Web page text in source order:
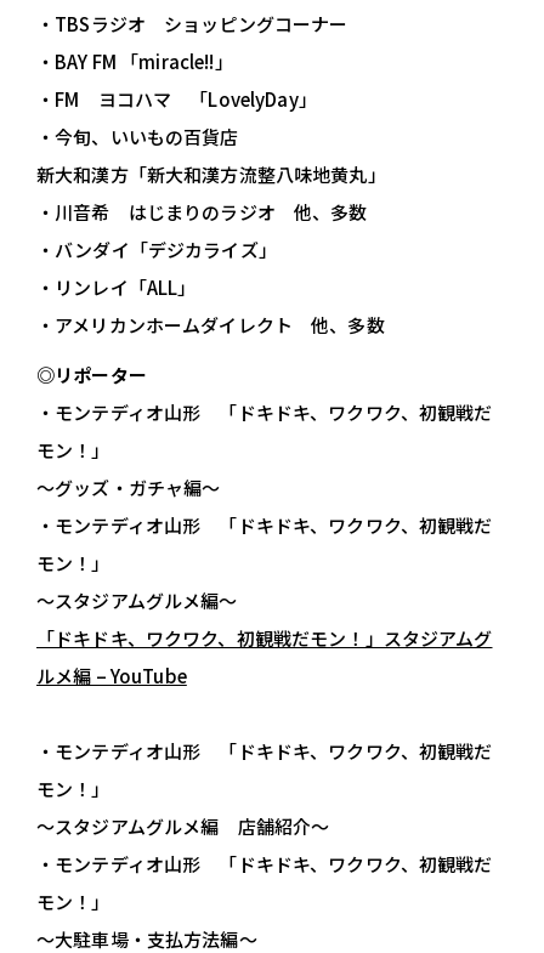
・TBSラジオ ショッピングコーナー
・BAY FM 「miracle!!」
・FM ヨコハマ 「LovelyDay」
・今旬、いいもの百貨店
新大和漢方「新大和漢方流整八味地黄丸」
・川音希 はじまりのラジオ 他、多数
・バンダイ「デジカライズ」
・リンレイ「ALL」
・アメリカンホームダイレクト 他、多数
◎リポーター
・モンテディオ山形 「ドキドキ、ワクワク、初観戦だ
モン！」
～グッズ・ガチャ編～
・モンテディオ山形 「ドキドキ、ワクワク、初観戦だ
モン！」
～スタジアムグルメ編～
「ドキドキ、ワクワク、初観戦だモン！」スタジアムグ
ルメ編 – YouTube
・モンテディオ山形 「ドキドキ、ワクワク、初観戦だ
モン！」
～スタジアムグルメ編 店舗紹介～
・モンテディオ山形 「ドキドキ、ワクワク、初観戦だ
モン！」
～大駐車場・支払方法編～